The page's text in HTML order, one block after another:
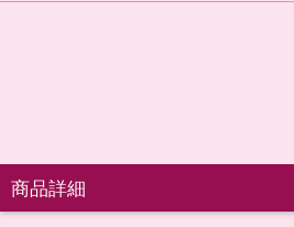
商品詳細